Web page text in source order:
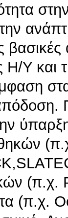
Υ και
(π.χ.
(π.χ.